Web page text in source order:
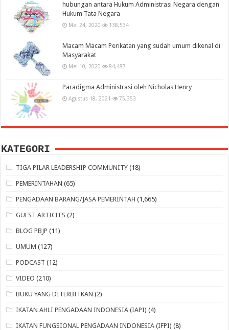
hubungan antara Hukum Administrasi Negara dengan
Hukum Tata Negara
Mei 24, 2020 138,534
Macam Macam Perikatan yang sudah umum dikenal di
Masyarakat
Mei 10, 2020 84,487
Paradigma Administrasi oleh Nicholas Henry
Agustus 18, 2021 75,353
KATEGORI
TIGA PILAR LEADERSHIP COMMUNITY (18)
PEMERINTAHAN (65)
PENGADAAN BARANG/JASA PEMERINTAH (1,665)
GUEST ARTICLES (2)
BLOG PBJP (11)
UMUM (127)
PODCAST (12)
VIDEO (210)
BUKU YANG DITERBITKAN (2)
IKATAN AHLI PENGADAAN INDONESIA (IAPI) (4)
IKATAN FUNGSIONAL PENGADAAN INDONESIA (IFPI) (8)